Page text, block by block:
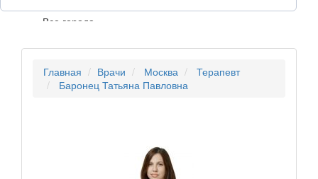
Все города
Главная Врачи Москва
Терапевт
Баронец Татьяна Павловна